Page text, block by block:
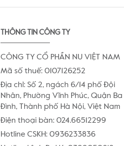
THÔNG TIN CÔNG TY
CÔNG TY CỔ PHẦN NU VIỆT NAM
Mã số thuế: 0107126252
Địa chỉ: Số 2, ngách 6/14 phố Đội
Nhân, Phường Vĩnh Phúc, Quận Ba
Đình, Thành phố Hà Nội, Việt Nam
Điện thoại bàn: 024.66512299
Hotline CSKH: 0936233836